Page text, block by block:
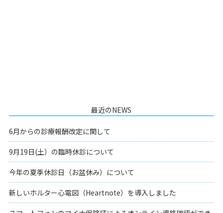
最近のNEWS
6月からの診療報酬改定に関して
9月19日(土）の臨時休診について
今年の夏季休診日（お盆休み）について
新しいホルター心電図（Heartnote）を導入しました